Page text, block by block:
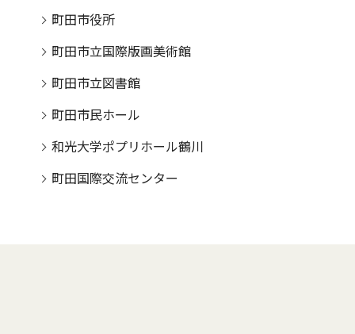
町田市役所
町田市立国際版画美術館
町田市立図書館
町田市民ホール
和光大学ポプリホール鶴川
町田国際交流センター